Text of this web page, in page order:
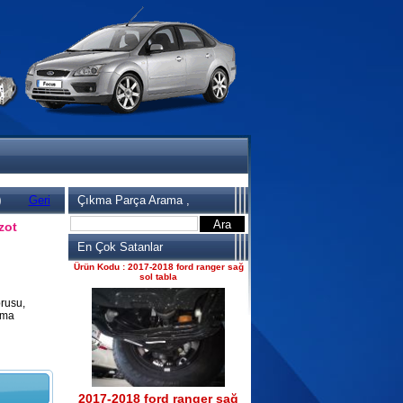
Geri Çıkma Parça Arama ,
En Çok Satanlar
2017-2018 ford ranger 2.2
komple motor
Ürün Kodu : 2017-2018 ford ranger
dirksiyon simidi
2017-2018 ford ranger
dirksiyon simidi
Ürün Kodu : 2017-2018 ford ranger sağ
sol tabla
2017-2018 ford ranger sağ